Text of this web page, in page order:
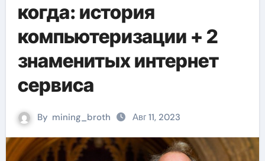
когда: история
компьютеризации + 2
знаменитых интернет
сервиса
By mining_broth Авг 11, 2023